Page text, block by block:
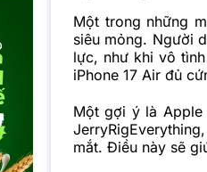
Một trong những
siêu mỏng. Người
lực, như khi vô
iPhone 17 Air đủ
Một gợi ý là
mắt. Điều này sẽ